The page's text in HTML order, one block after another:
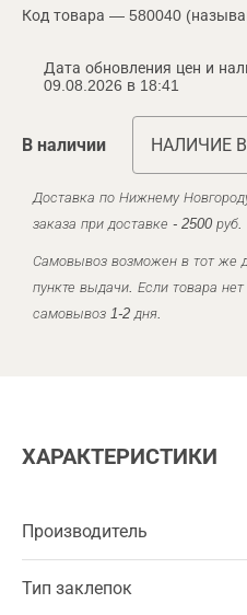
Код товара — 580040
Дата обновления цен и
09.08.2026 в 18:41
В наличии НАЛИЧИЕ
Доставка по Нижнему
заказа при доставке - 2500 руб.
Самовывоз возможен в тот же
пункте выдачи. Если товара
самовывоз 1-2 дня.
ХАРАКТЕРИСТИКИ
Производитель
Тип заклепок